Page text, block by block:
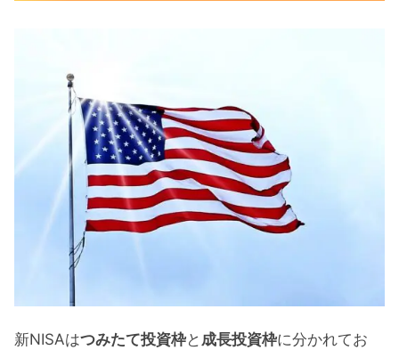
新NISAはつみたて投資枠と 成長投資枠に分かれてお